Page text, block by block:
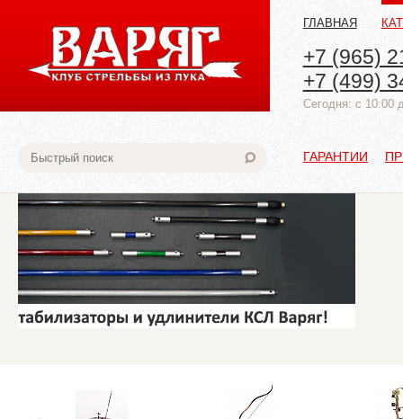
ГЛАВНАЯ
+7 (965)
+7 (499)
Cегодня: с 10:00
ГАРАНТИИ